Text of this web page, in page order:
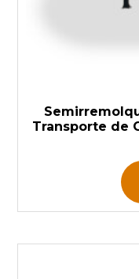
Transporte de